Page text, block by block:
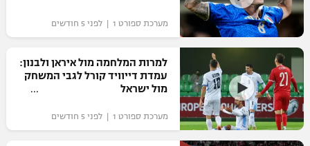
לוח דרושים – ג'ובנט
תגיות
המגזין
מערכת ספורט 1 | לפני 5 חודשים
למרות המלחמה מול איראן ולבנון:
עמדת דייוויד קורל לגבי המשחק
מול ישראל
מערכת ספורט 1 | לפני 5 חודשים